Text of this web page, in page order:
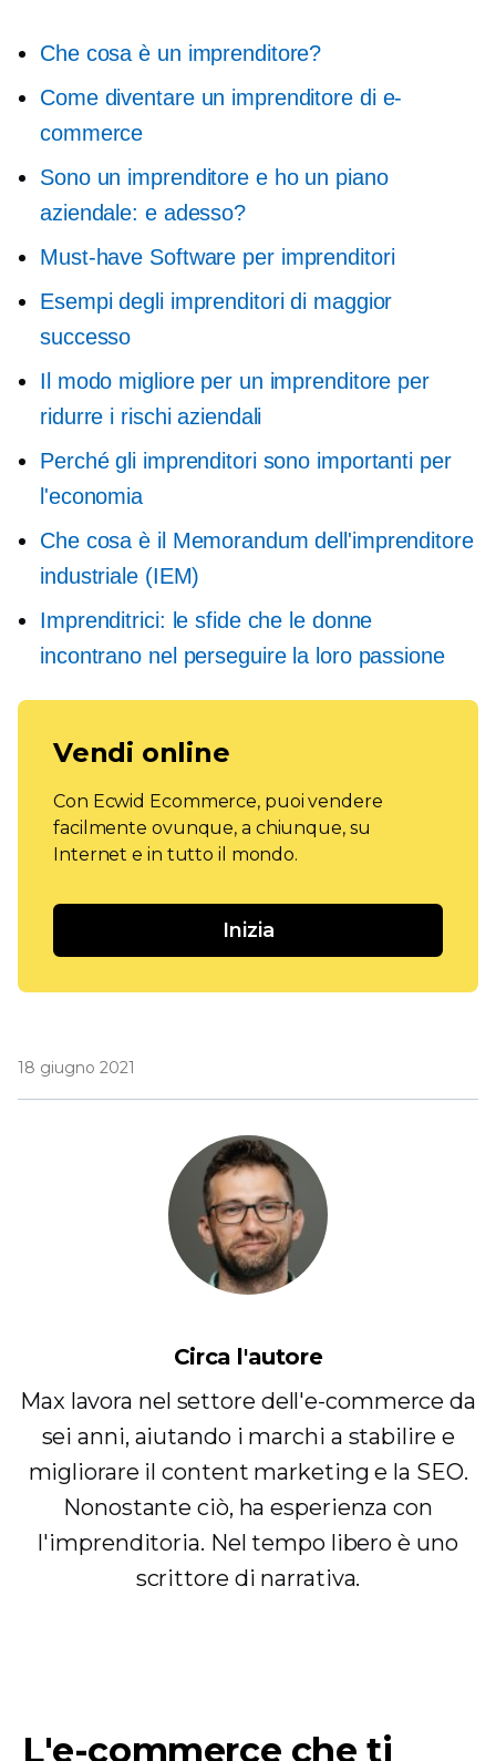
Che cosa è un imprenditore?
Come diventare un imprenditore di e-
commerce
Sono un imprenditore e ho un piano
aziendale: e adesso?
Must-have Software per imprenditori
Esempi degli imprenditori di maggior
successo
Il modo migliore per un imprenditore per
ridurre i rischi aziendali
Perché gli imprenditori sono importanti per
l'economia
Che cosa è il Memorandum dell'imprenditore
industriale (IEM)
Imprenditrici: le sfide che le donne
incontrano nel perseguire la loro passione
Vendi online
Con Ecwid Ecommerce, puoi vendere
facilmente ovunque, a chiunque, su
Internet e in tutto il mondo.
Inizia
18 giugno 2021
Circa l'autore
Max lavora nel settore dell'e-commerce da
sei anni, aiutando i marchi a stabilire e
migliorare il content marketing e la SEO.
Nonostante ciò, ha esperienza con
l'imprenditoria. Nel tempo libero è uno
scrittore di narrativa.
L'e-commerce che ti